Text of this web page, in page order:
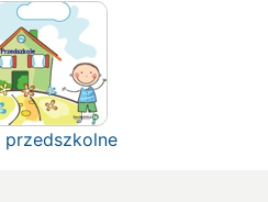
przedszkolne